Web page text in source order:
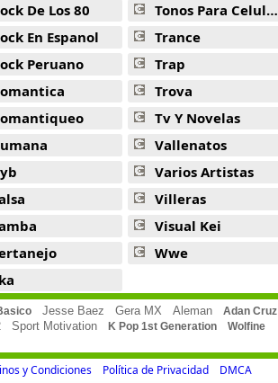
De Los 80
En Espanol
Peruano
Tonos Para Celulares
Trance
Trap
Trova
Tv Y Novelas
Vallenatos
Varios Artistas
Villeras
Visual Kei
Wwe
Jesse Baez Gera MX Aleman Adan Cruz
Sport Motivation K Pop 1st Generation Wolfine
y Condiciones Política de Privacidad DMCA